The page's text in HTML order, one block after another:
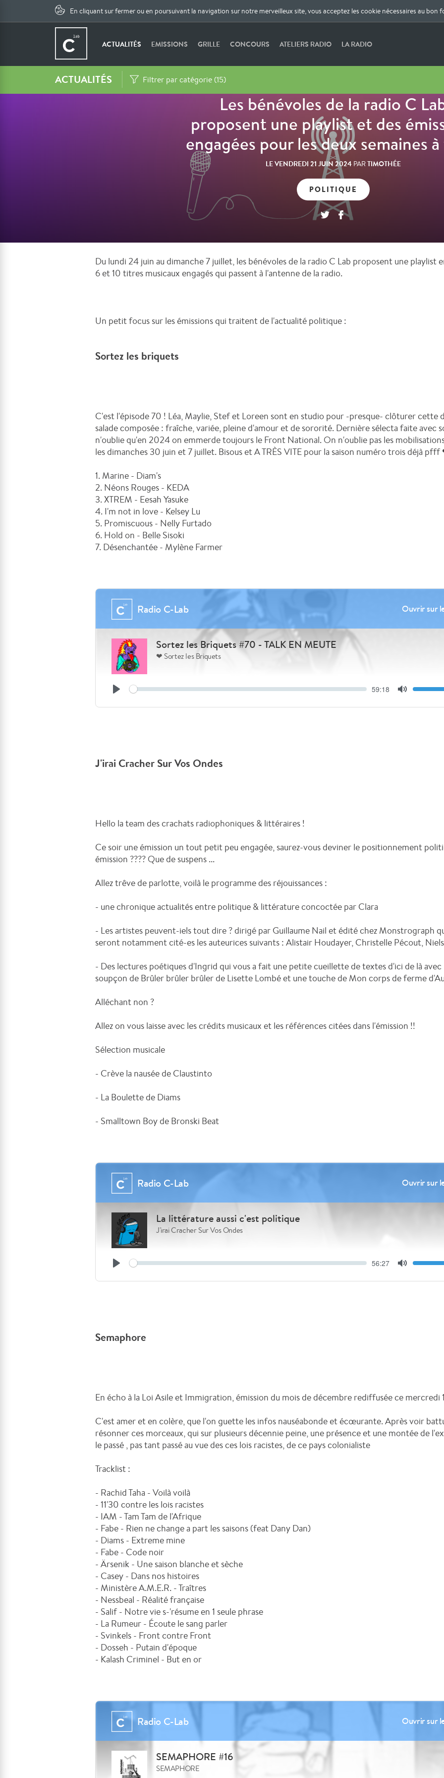
En cliquant sur fermer ou en poursuivant la navigation sur notre merveilleux site, vous acceptez les cookie nécessaires au
ACTUALITÉS EMISSIONS GRILLE CONCOURS ATELIERS RADIO LA RADIO
ACTUALITÉS Filtrer par catégorie (15)
Les bénévoles de la radio C
proposent une playlist et des
engagées pour les deux semaines
LEVENDREDI 21 JUIN 2024 PARTIMOTHÉE
POLITIQUE
Du lundi 24 juin au dimanche 7 juillet, les bénévoles de la radio C Lab proposent une playlist
6 et 10 titres musicaux engagés qui passent à l'antenne de la radio.
Un petit focus sur les émissions qui traitent de l'actualité politique :
Sortez les briquets
C'est l'épisode 70 ! Léa, Maylie, Stef et Loreen sont en studio pour -presque- clôturer cette
salade composée : fraîche, variée, pleine d'amour et de sororité. Dernière sélecta faite avec
n'oublie qu'en 2024 on emmerde toujours le Front National. On n'oublie pas les mobilisations
les dimanches 30 juin et 7 juillet. Bisous et A TRÈS VITE pour la saison numéro trois déjà
1. Marine - Diam's
2. Néons Rouges - KEDA
3. XTREM - Eesah Yasuke
4. I'm not in love - Kelsey Lu
5. Promiscuous - Nelly Furtado
6. Hold on - Belle Sisoki
7. Désenchantée - Mylène Farmer
J'irai Cracher Sur Vos Ondes
Hello la team des crachats radiophoniques & littéraires !
Ce soir une émission un tout petit peu engagée, saurez-vous deviner le positionnement
émission ???? Que de suspens ...
Allez trêve de parlotte, voilà le programme des réjouissances :
- une chronique actualités entre politique & littérature concoctée par Clara
- Les artistes peuvent-iels tout dire ? dirigé par Guillaume Nail et édité chez Monstrograph
seront notamment cité-es les auteurices suivants : Alistair Houdayer, Christelle Pécout,
- Des lectures poétiques d'Ingrid qui vous a fait une petite cueillette de textes d'ici de là avec
soupçon de Brûler brûler brûler de Lisette Lombé et une touche de Mon corps de ferme
Alléchant non ?
Allez on vous laisse avec les crédits musicaux et les références citées dans l'émission !!
Sélection musicale
- Crève la nausée de Claustinto
- La Boulette de Diams
- Smalltown Boy de Bronski Beat
Semaphore
En écho à la Loi Asile et Immigration, émission du mois de décembre rediffusée ce mercredi
C'est amer et en colère, que l'on guette les infos nauséabonde et écœurante. Après voir
résonner ces morceaux, qui sur plusieurs décennie peine, une présence et une montée de
le passé , pas tant passé au vue des ces lois racistes, de ce pays colonialiste
Tracklist :
- Rachid Taha - Voilà voilà
- 11'30 contre les lois racistes
- IAM - Tam Tam de l'Afrique
- Fabe - Rien ne change a part les saisons (feat Dany Dan)
- Diams - Extreme mine
- Fabe - Code noir
- Ärsenik - Une saison blanche et sèche
- Casey - Dans nos histoires
- Ministère A.M.E.R. - Traîtres
- Nessbeal - Réalité française
- Salif - Notre vie s-'résume en 1 seule phrase
- La Rumeur - Écoute le sang parler
- Svinkels - Front contre Front
- Dosseh - Putain d'époque
- Kalash Criminel - But en or